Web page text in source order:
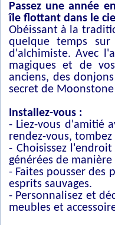
Passez une année
île flottant dans le
Obéissant à la
quelque temps
d'alchimiste. Avec
magiques et de
anciens, des
secret de
Installez-vous :
- Liez-vous d'amitié
rendez-vous,
- Choisissez
générées de
- Faites pousser des
esprits sauvages.
- Personnalisez et
meubles et